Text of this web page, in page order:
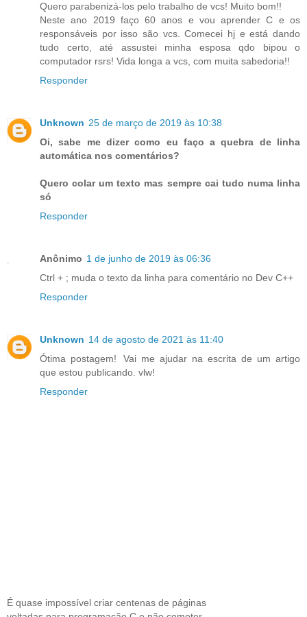
Quero parabenizá-los pelo trabalho de vcs! Muito bom!!
Neste ano 2019 faço 60 anos e vou aprender C e os
responsáveis por isso são vcs. Comecei hj e está dando
tudo certo, até assustei minha esposa qdo bipou o
computador rsrs! Vida longa a vcs, com muita sabedoria!!
Responder
Unknown 25 de março de 2019 às 10:38
Oi, sabe me dizer como eu faço a quebra de linha
automática nos comentários?
Quero colar um texto mas sempre cai tudo numa linha
só
Responder
Anônimo 1 de junho de 2019 às 06:36
Ctrl + ; muda o texto da linha para comentário no Dev C++
Responder
Unknown 14 de agosto de 2021 às 11:40
Ótima postagem!
Vai me ajudar na escrita de um artigo
que estou publicando. vlw!
Responder
É quase impossível criar centenas de páginas